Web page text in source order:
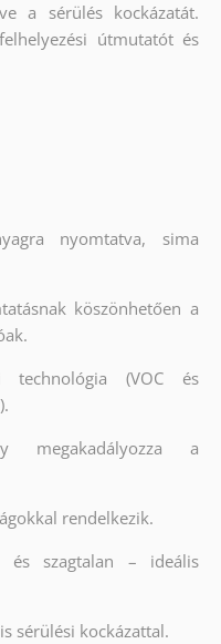
a sérülés kockázatát.
útmutatót és
nyomtatva, sima
köszönhetően a
technológia (VOC és
a
rendelkezik.
és szagtalan – ideális
sérülési kockázattal.